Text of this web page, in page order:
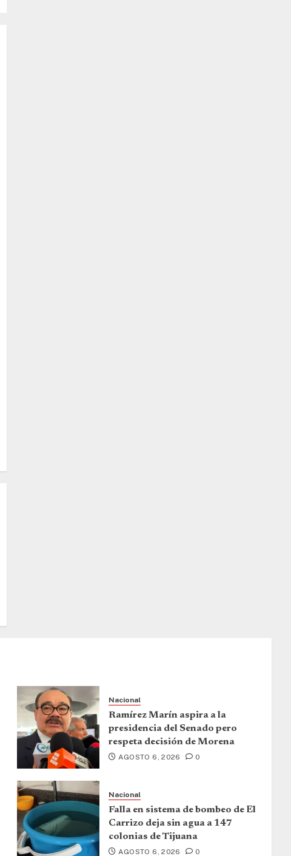
Nacional
Ramírez Marín aspira a la
presidencia del Senado pero
respeta decisión de Morena
AGOSTO 6, 2026 0
Nacional
Falla en sistema de bombeo de El
Carrizo deja sin agua a 147
colonias de Tijuana
AGOSTO 6, 2026 0